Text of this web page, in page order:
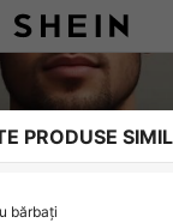
PRODUSE
bărbați